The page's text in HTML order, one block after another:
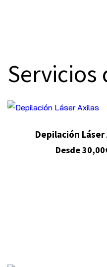
Servicios
Depilación Láser
Desde30,00